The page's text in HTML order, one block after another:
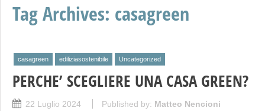
Tag Archives: casagreen
casagreen ediliziasostenibile Uncategorized
PERCHE’ SCEGLIERE UNA CASA GREEN?
22 Luglio 2024 Published by: Matteo Nencioni